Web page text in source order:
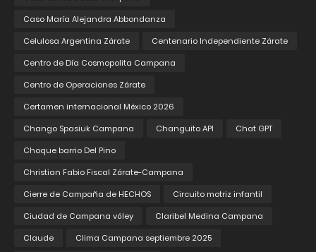
Caso María Alejandra Abbondanza
Celulosa Argentina Zárate
Centenario Independiente Zárate
Centro de Día Cosmopolita Campana
Centro de Operaciones Zárate
Certamen internacional México 2026
Chango Spasiuk Campana
Changuito API
Chat GPT
Choque barrio Del Pino
Christian Fabio Fiscal Zárate-Campana
Cierre de Campaña de HECHOS
Circuito motriz infantil
Ciudad de Campana vóley
Claribel Medina Campana
Claude
Clima Campana septiembre 2025